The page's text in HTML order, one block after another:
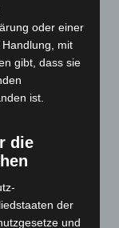
oder einer
mit
gibt, dass sie
ist.
die
der
und